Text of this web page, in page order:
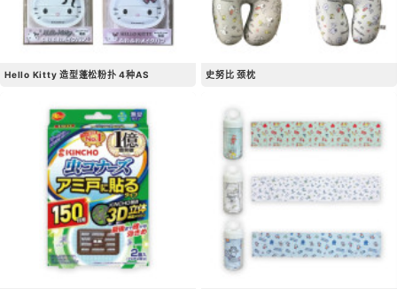
Hello Kitty 造型蓬松粉扑 4种AS 史努比 颈枕